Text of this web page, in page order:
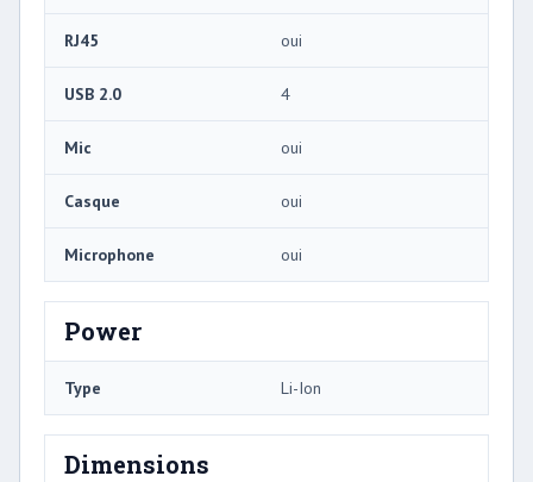
RJ45 oui
USB 2.0 4
Mic oui
Casque oui
Microphone oui
Power
Type Li-Ion
Dimensions